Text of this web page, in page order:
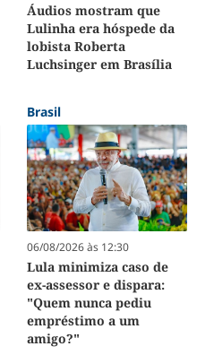
Áudios mostram que
Lulinha era hóspede da
lobista Roberta
Luchsinger em Brasília
Brasil
06/08/2026 às 12:30
Lula minimiza caso de
ex-assessor e dispara:
"Quem nunca pediu
empréstimo a um
amigo?"